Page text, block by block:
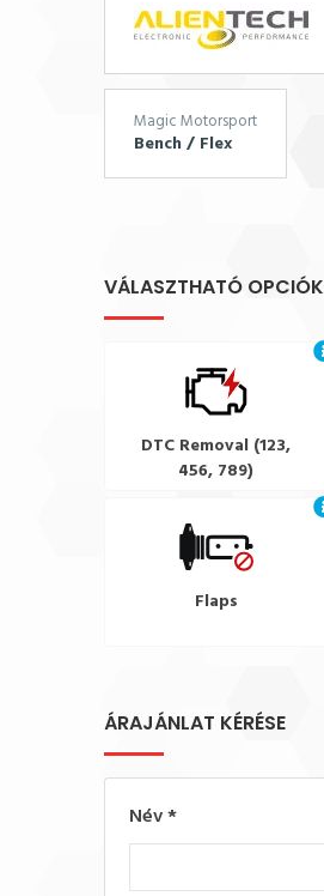
Magic Motorsport
Bench / Flex
VÁLASZTHATÓ OPCIÓK
DTC Removal (123,
456, 789)
Flaps
ÁRAJÁNLAT KÉRÉSE
Név*